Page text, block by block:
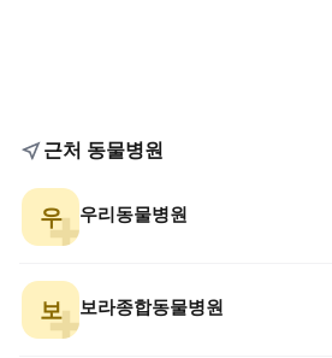
근처 동물병원
우 우리동물병원
보 보라종합동물병원